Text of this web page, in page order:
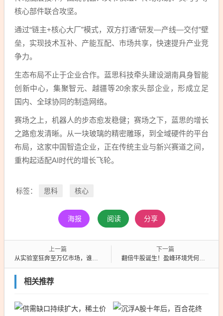
核心部件联合攻坚。
通过“链主+核心大厂”模式，双方打通“研发—产线—交付”壁
垒，实现技术互补、产能互配、市场共享，快速提升产业竞
争力。
生态布局不止于企业合作。蓝思科技牵头建设湖南具身智能
创新中心，集聚智元、越疆等20余家头部企业，形成立足
国内、全球协同的制造网络。
赛场之上，机器人的步态愈发稳健；赛场之下，蓝思的增长
之路愈发清晰。从一块玻璃的精密雕琢，到全域硬件的平台
布局，这家中国智造企业，正在传统主业与新兴赛道之间，
重构起适配AI时代的增长飞轮。
标签： 思科 核心
海报 阅读 分享
上一篇
从实验室狂奔至万亿市场，谁在量子科技赛道上领跑？
下一篇
翻倍牛股诞生！盈峰环境凭何领跑环保+算力双赛道？
相关推荐